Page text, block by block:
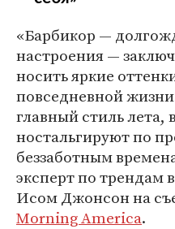
«Барбикор —
настроения —
носить яркие
повседневной
главный стиль лета,
ностальгируют по
беззаботным
эксперт по трендам
Исом Джонсон на
Morning America.